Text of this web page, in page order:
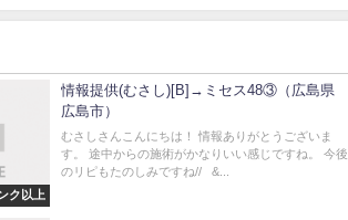
ク以上
情報提供(むさし)[B]→ミセス48③（広島県
広島市）
むさしさんこんにちは！ 情報ありがとうございま
す。 途中からの施術がかなりいい感じですね。 今後
のリピもたのしみですね// &...